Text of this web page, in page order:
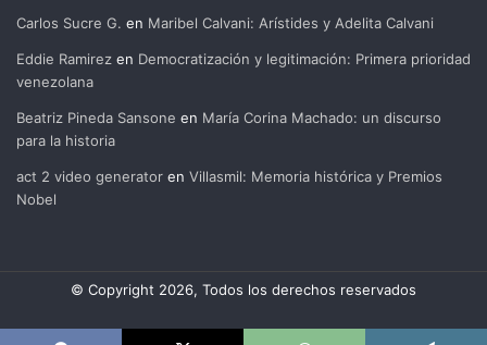
Carlos Sucre G. en Maribel Calvani: Arístides y Adelita Calvani
Eddie Ramirez en Democratización y legitimación: Primera prioridad
venezolana
Beatriz Pineda Sansone en María Corina Machado: un discurso
para la historia
act 2 video generator en Villasmil: Memoria histórica y Premios
Nobel
© Copyright 2026, Todos los derechos reservados